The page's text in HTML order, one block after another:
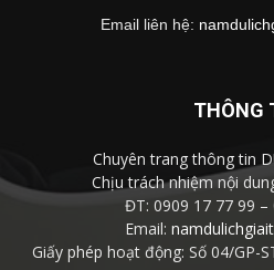
Email liên hệ:
THÔNG
Chuyên trang thông tin
Chịu trách nhiệm nội
ĐT: 0909 17 77 99 –
Email:
Giấy phép hoạt động: Số 04/GP-